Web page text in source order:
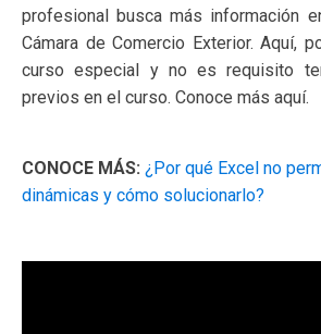
profesional busca más información
Cámara de Comercio Exterior. Aquí,
curso especial y no es requisito
previos en el curso. Conoce más aquí.
CONOCE MÁS: ¿Por qué Excel no
dinámicas y cómo solucionarlo?